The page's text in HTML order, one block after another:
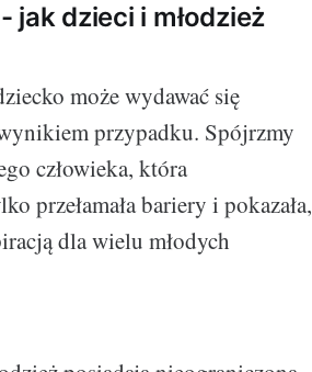
jak dzieci i młodzież
może wydawać się
przypadku. Spójrzmy
człowieka, która
przełamała bariery i pokazała,
dla wielu młodych